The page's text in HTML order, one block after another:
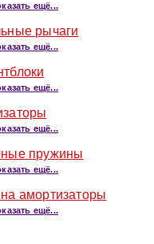
ещё...
рычаги
ещё...
ещё...
ещё...
пружины
ещё...
амортизаторы
ещё...